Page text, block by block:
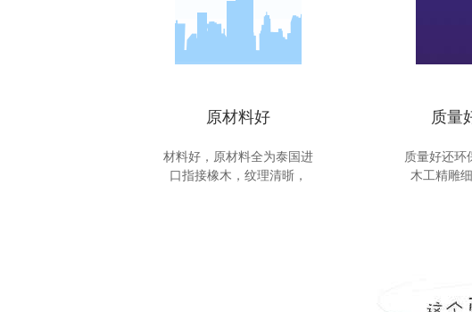
原材料好
材料好，原材料全为泰国进
口指接橡木，纹理清晣，
质量
质量好还环
木工精雕